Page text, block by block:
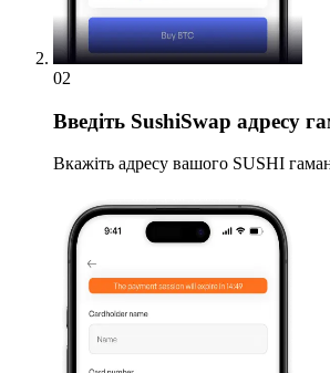
02
Введіть SushiSwap адресу
Вкажіть адресу вашого SUSHI